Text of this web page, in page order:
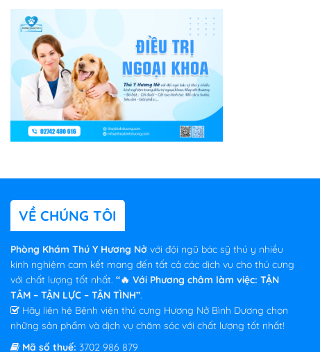
VỀ CHÚNG TÔI
Phòng Khám Thú Y Hương Nở với đội ngũ bác sỹ thú y nhiều
kinh nghiệm cam kết mang đến tất cả các dịch vụ cho thú cưng
với chất lượng tốt nhất. “🔥 Với Phương châm làm việc: TẬN
TÂM – TẬN LỰC – TẬN TÌNH”.
Hãy liên hệ Bệnh viện thú cưng Hương Nở Bình Dương chọn
những sản phẩm và dịch vụ chăm sóc với chất lượng tốt nhất!
Mã số thuế: 3702 986 879